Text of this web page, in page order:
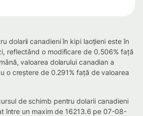
dolarii canadieni în kipi laoțieni este în
reflectând o modificare de 0.506% față
valoarea dolarului canadian a
o creștere de 0.291% față de valoarea
de schimb pentru dolarii canadieni
între un maxim de 16213.6 pe 07-08-